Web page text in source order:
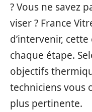
? Vous ne savez
viser ? France
d’intervenir,
chaque étape.
objectifs
techniciens vous
plus pertinente.